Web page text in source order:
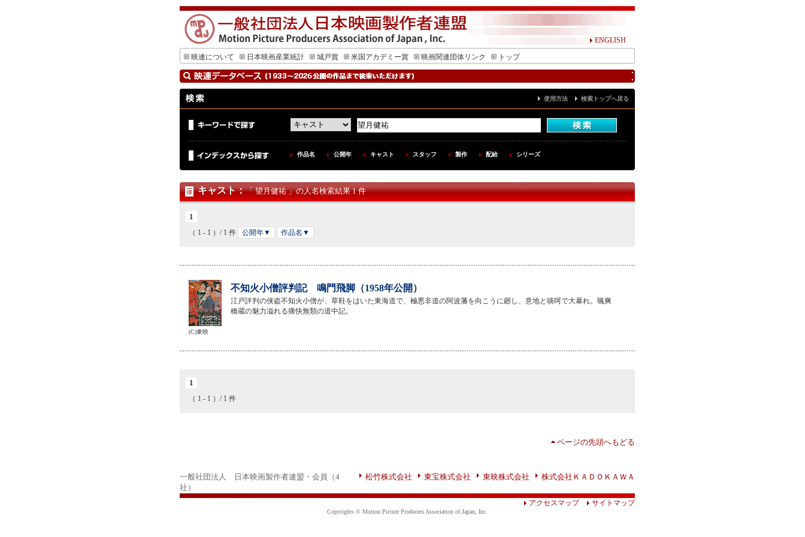
ENGLISH
映連について
日本映画産業統計 城戸賞 米国アカデミー賞 映画関連団体リンク トップ
使用方法 検索トップへ戻る
作品名 公開年 キャスト スタッフ 製作 配給 シリーズ
キャスト：「 望月健祐 」の人名検索結果 1 件
1
（ 1 - 1 ）/ 1 件 公開年▼ 作品名▼
不知火小僧評判記 鳴門飛脚（1958年公開）
江戸評判の侠盗不知火小僧が、草鞋をはいた東海道で、極悪非道の阿波藩を向こうに廻し、意地と啖呵で大暴れ。颯爽
橋蔵の魅力溢れる痛快無類の道中記。
(C)東映
1
（ 1 - 1 ）/ 1 件
ページの先頭へもどる
一般社団法人 日本映画製作者連盟・会員（4
社）
松竹株式会社 東宝株式会社 東映株式会社 株式会社ＫＡＤＯＫＡＷＡ
アクセスマップ サイトマップ
Copyrights © Motion Picture Producers Association of Japan, Inc.